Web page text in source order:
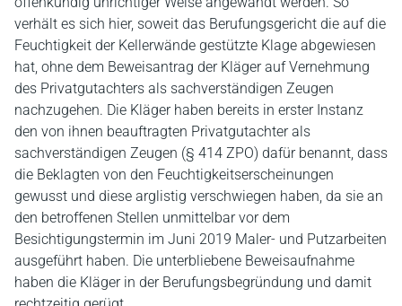
verhält es sich hier, soweit das Berufungsgericht die auf die
Feuchtigkeit der Kellerwände gestützte Klage abgewiesen
hat, ohne dem Beweisantrag der Kläger auf Vernehmung
des Privatgutachters als sachverständigen Zeugen
nachzugehen. Die Kläger haben bereits in erster Instanz
den von ihnen beauftragten Privatgutachter als
sachverständigen Zeugen (§ 414 ZPO) dafür benannt, dass
die Beklagten von den Feuchtigkeitserscheinungen
gewusst und diese arglistig verschwiegen haben, da sie an
den betroffenen Stellen unmittelbar vor dem
Besichtigungstermin im Juni 2019 Maler- und Putzarbeiten
ausgeführt haben. Die unterbliebene Beweisaufnahme
haben die Kläger in der Berufungsbegründung und damit